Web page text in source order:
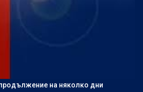
на няколко дни